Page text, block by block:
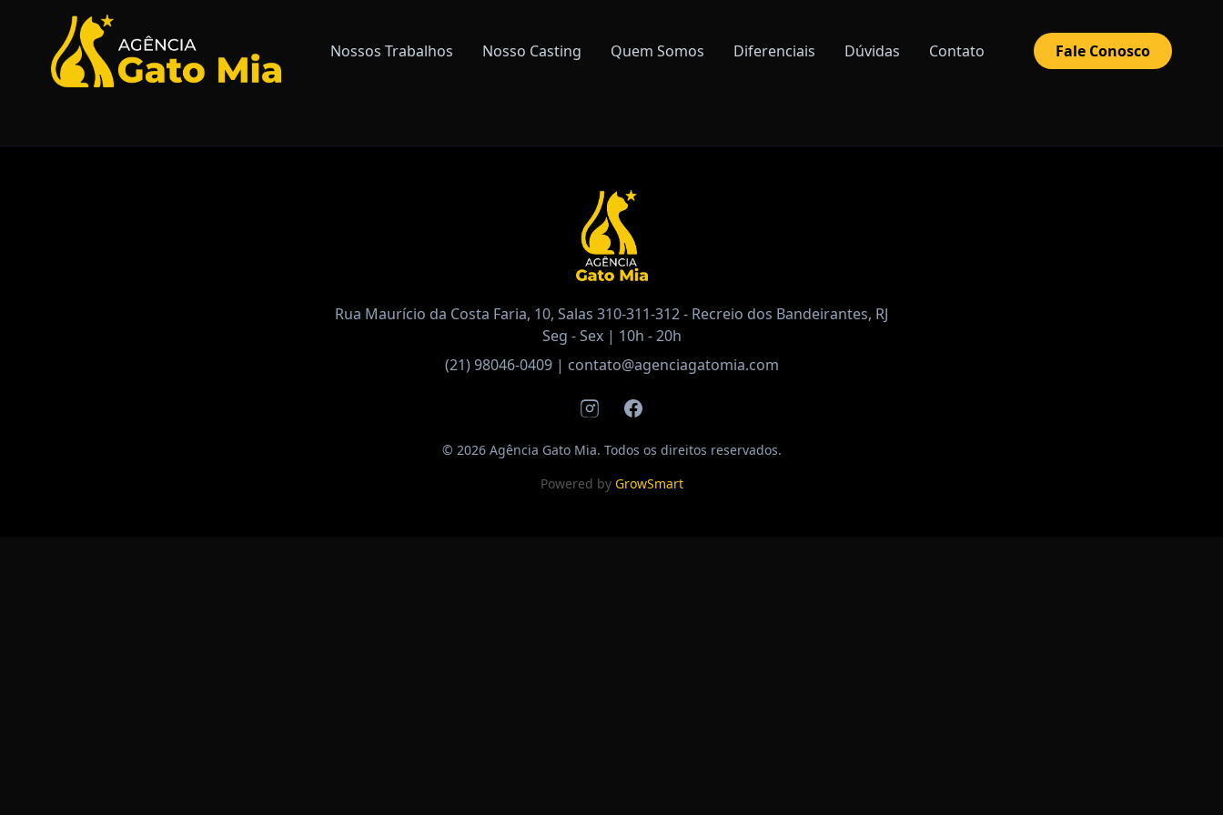
Nossos Trabalhos Nosso Casting Quem Somos Diferenciais Dúvidas Contato Fale Conosco
Rua Maurício da Costa Faria, 10, Salas 310-311-312 - Recreio dos Bandeirantes, RJ
Seg - Sex | 10h - 20h
(21) 98046-0409| contato@agenciagatomia.com
© 2026 Agência Gato Mia. Todos os direitos reservados.
Powered by GrowSmart